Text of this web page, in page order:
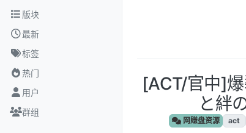
跳转至内容
版块
最新
标签
热门
用户
群组
[ACT/官中]
と絆
网赚盘资源 act